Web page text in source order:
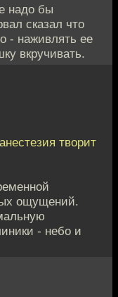
надо бы
сказал что
- наживлять ее
вкручивать.
творит
ощущений.
- небо и